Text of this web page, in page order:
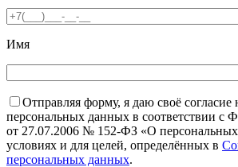
Имя
Отправляя форму, я даю своё согласие
персональных данных в соответствии с
от 27.07.2006 № 152-ФЗ «О
условиях и для целей, определённых в
персональных данных.